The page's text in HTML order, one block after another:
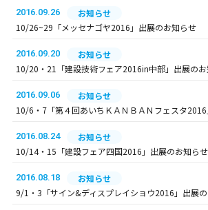
2016.09.26
お知らせ
10/26~29「メッセナゴヤ2016」出展のお知らせ
2016.09.20
お知らせ
10/20・21「建設技術フェア2016in中部」出展の
2016.09.06
お知らせ
10/6・7「第４回あいちＫＡＮＢＡＮフェスタ
2016.08.24
お知らせ
10/14・15「建設フェア四国2016」出展のお知らせ
2016.08.18
お知らせ
9/1・3「サイン&ディスプレイショウ2016」出展